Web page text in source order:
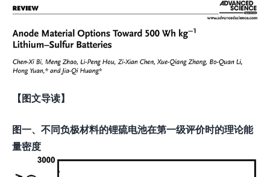
【图文导读】
图一、不同负极材料的锂硫电池在第一级评价时的理论能
量密度